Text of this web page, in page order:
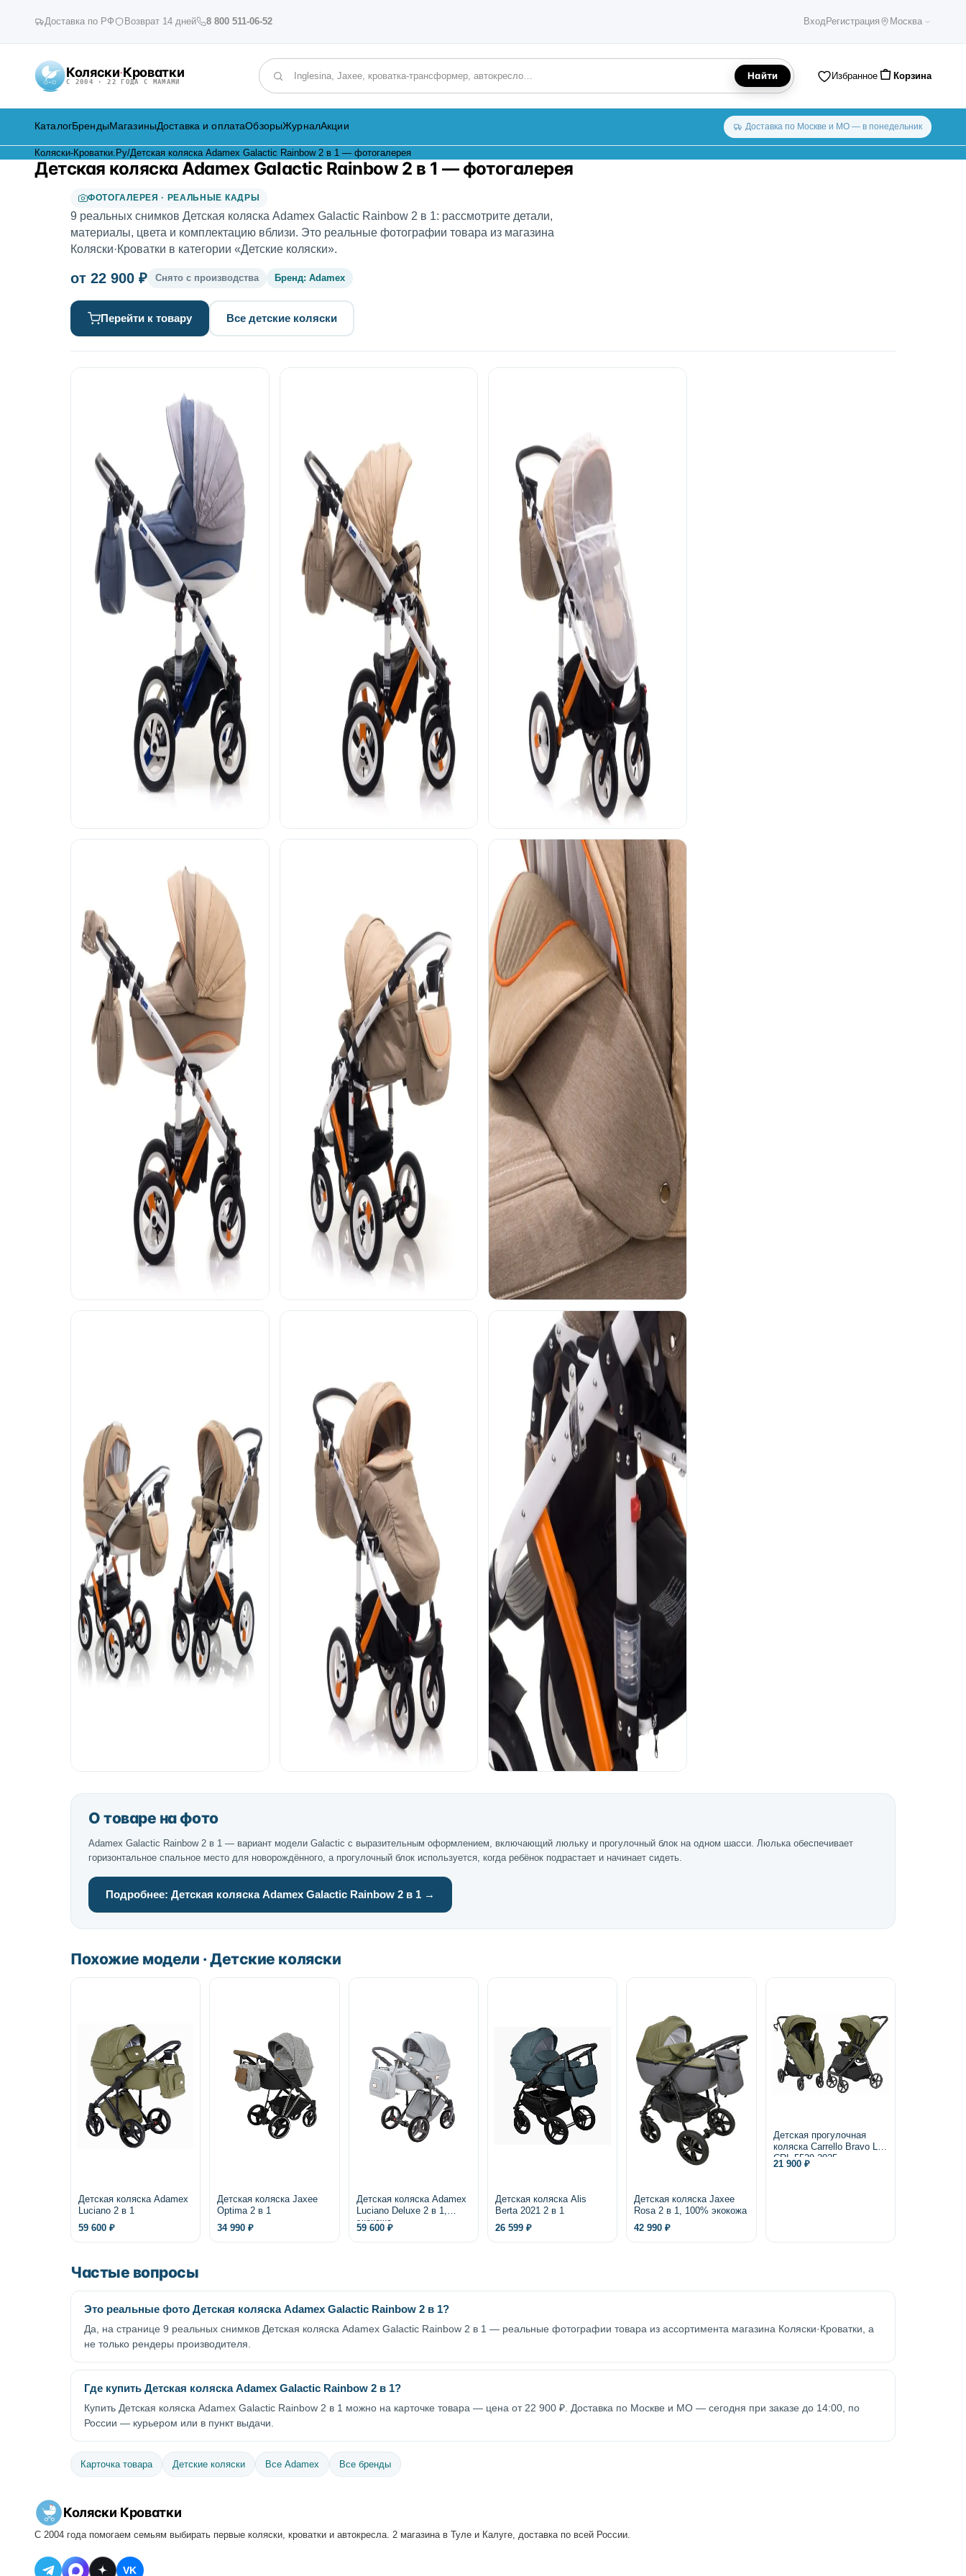
Доставка по РФ Возврат 14 дней 8 800 511-06-52 ВходРегистрация Москва
Коляски·Кроватки
С 2004 · 22 ГОДА С МАМАМИ Поиск по каталогу
Найти Избранное Корзина
КаталогБрендыМагазиныДоставка и оплатаОбзорыЖурналАкции Доставка по Москве и МО — в понедельник
Коляски-Кроватки.Ру/Детская коляска Adamex Galactic Rainbow 2 в 1 — фотогалерея
Детская коляска Adamex Galactic Rainbow 2 в 1 — фотогалерея
ФОТОГАЛЕРЕЯ · РЕАЛЬНЫЕ КАДРЫ
9 реальных снимков Детская коляска Adamex Galactic Rainbow 2 в 1: рассмотрите детали,
материалы, цвета и комплектацию вблизи. Это реальные фотографии товара из магазина
Коляски·Кроватки в категории «Детские коляски».
от 22 900 ₽ Снято с производства Бренд: Adamex
Перейти к товару Все детские коляски
О товаре на фото
Adamex Galactic Rainbow 2 в 1 — вариант модели Galactic с выразительным оформлением, включающий люльку и прогулочный блок на одном шасси. Люлька обеспечивает
горизонтальное спальное место для новорождённого, а прогулочный блок используется, когда ребёнок подрастает и начинает сидеть.
Подробнее: Детская коляска Adamex Galactic Rainbow 2 в 1 →
Похожие модели · Детские коляски
Детская коляска Adamex
Luciano 2 в 1
59 600 ₽
Детская коляска Jaxee
Optima 2 в 1
34 990 ₽
Детская коляска Adamex
Luciano Deluxe 2 в 1,
экокожа
59 600 ₽
Детская коляска Alis
Berta 2021 2 в 1
26 599 ₽
Детская коляска Jaxee
Rosa 2 в 1, 100% экокожа
42 990 ₽
Детская прогулочная
коляска Carrello Bravo Lite
CRL-5529 2025
21 900 ₽
Частые вопросы
Это реальные фото Детская коляска Adamex Galactic Rainbow 2 в 1?
Да, на странице 9 реальных снимков Детская коляска Adamex Galactic Rainbow 2 в 1 — реальные фотографии товара из ассортимента магазина Коляски·Кроватки, а
не только рендеры производителя.
Где купить Детская коляска Adamex Galactic Rainbow 2 в 1?
Купить Детская коляска Adamex Galactic Rainbow 2 в 1 можно на карточке товара — цена от 22 900 ₽. Доставка по Москве и МО — сегодня при заказе до 14:00, по
России — курьером или в пункт выдачи.
Карточка товара Детские коляски Все Adamex Все бренды
Коляски·Кроватки
С 2004 года помогаем семьям выбирать первые коляски, кроватки и автокресла. 2 магазина в Туле и Калуге, доставка по всей России.
VK